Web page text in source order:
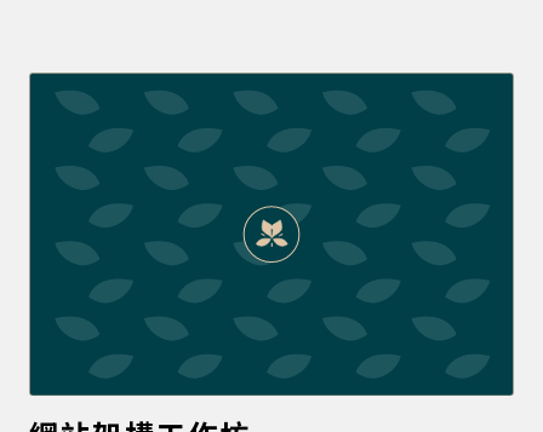
相當不錯起步方式。 但如果您的產品需要更多溝通，
或是價位偏高，那累積信任就相當重要了。這時候會
需要內容型官網來累積信任感。 如果不確定，自己服
務或產品，適用那種網站，歡迎與我們諮詢